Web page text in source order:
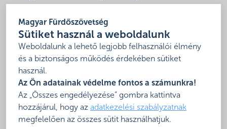
Magyar Fürdőszövetség
Sütiket használ a weboldalunk
Weboldalunk a lehető legjobb felhasználói élmény
és a biztonságos működés érdekében sütiket
használ.
Az Ön adatainak védelme fontos a számunkra!
Az „Összes engedélyezése” gombra kattintva
hozzájárul, hogy az adatkezelési szabályzatnak
megfelelően az összes sütit használhatjuk.
A.) pontjában foglaltak szerint 2020. május 27. napján
ülés tartása nélküli közgyűlési határozathozatali eljárást
rendelt el, melynek tárgya: a Budapest Gyógyfürdői és
Hévizei Zrt., és a SPA Hungary Holding Zrt. rendes
tagként történő felvételi kérelme volt.
A közgyűlési szavazás eredményét megállapító
(2020.06.24.),illetve a2/2020. (2020.06.24.)
közgyűlési határozatértelmében a Magyar